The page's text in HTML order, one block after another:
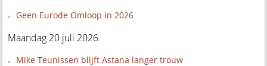
Geen Eurode Omloop in 2026
Maandag 20 juli 2026
Mike Teunissen blijft Astana langer trouw